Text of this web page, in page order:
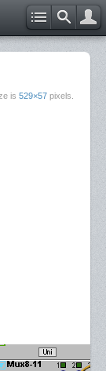
is 529×57 pixels.